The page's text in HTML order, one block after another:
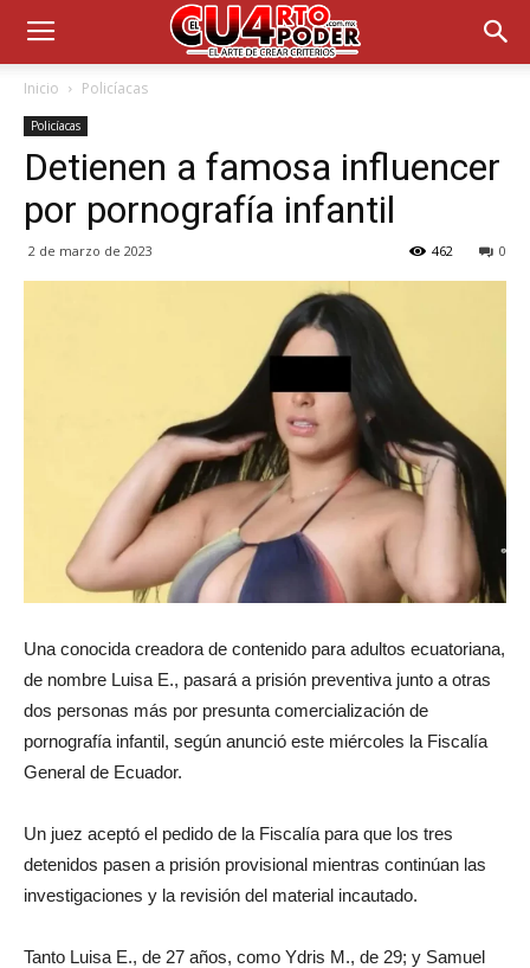
Inicio Policíacas
Policíacas
Detienen a famosa influencer
por pornografía infantil
2 de marzo de 2023 0
462
Una conocida creadora de contenido para adultos ecuatoriana,
de nombre Luisa E., pasará a prisión preventiva junto a otras
dos personas más por presunta comercialización de
pornografía infantil, según anunció este miércoles la Fiscalía
General de Ecuador.
Un juez aceptó el pedido de la Fiscalía para que los tres
detenidos pasen a prisión provisional mientras continúan las
investigaciones y la revisión del material incautado.
Tanto Luisa E., de 27 años, como Ydris M., de 29; y Samuel